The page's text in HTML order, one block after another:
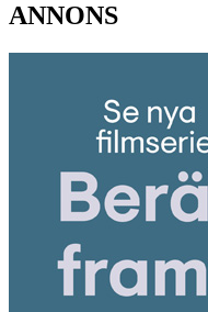
ANNONS